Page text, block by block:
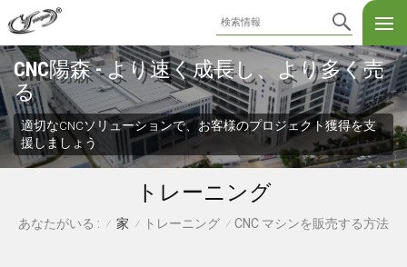
CNC陽森 - より速く成長し、より多く売
る
適切なCNCソリューションで、お客様のプロジェクト獲得を支
援しましょう
トレーニング
あなたがいる : / 家 / トレーニング / CNC マシンを販売する方法